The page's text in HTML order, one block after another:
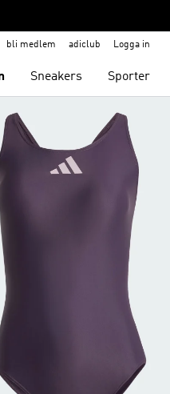
bli medlem adiclub Logga in
Sneakers Sporter